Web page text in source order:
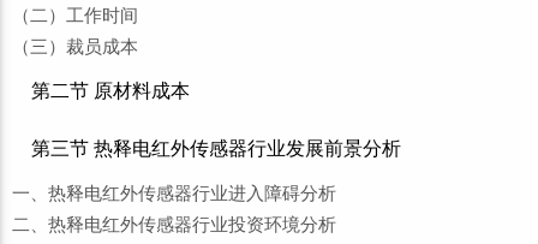
（二）工作时间
（三）裁员成本
第二节 原材料成本
第三节 热释电红外传感器行业发展前景分析
一、热释电红外传感器行业进入障碍分析
二、热释电红外传感器行业投资环境分析